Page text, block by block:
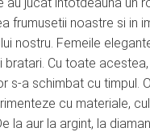
frumusetii noastre si in
nostru. Femeile
bratari. Cu toate acestea,
s-a schimbat cu timpul.
cu materiale,
la aur la argint, la